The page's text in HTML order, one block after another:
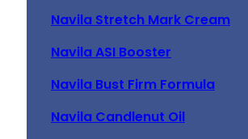
Navila Stretch Mark Cream
Navila ASI Booster
Navila Bust Firm Formula
Navila Candlenut Oil